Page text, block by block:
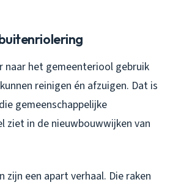
naar het gemeenteriool gebruik
reinigen én afzuigen. Dat is
gemeenschappelijke
ziet in de nieuwbouwwijken van
zijn een apart verhaal. Die raken